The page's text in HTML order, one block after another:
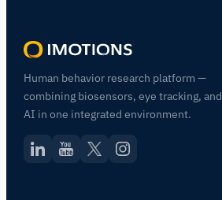
Human behavior research platform —
combining biosensors, eye tracking, and
AI in one integrated environment.